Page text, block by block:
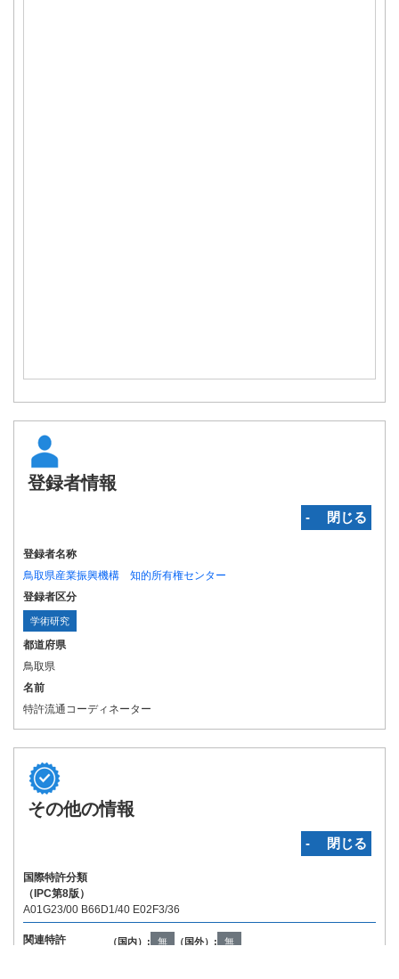
登録者情報
‐ 閉じる
登録者名称
鳥取県産業振興機構 知的所有権センター
登録者区分
学術研究
都道府県
鳥取県
名前
特許流通コーディネーター
その他の情報
‐ 閉じる
国際特許分類
（IPC第8版）
A01G23/00 B66D1/40 E02F3/36
関連特許 （国内）: 無 （国外）: 無